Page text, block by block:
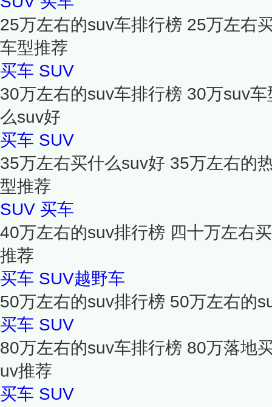
25万左右的suv车排行榜 25万左右
车型推荐
买车 SUV
30万左右的suv车排行榜 30万suv
么suv好
买车 SUV
35万左右买什么suv好 35万左右的
型推荐
SUV 买车
40万左右的suv排行榜 四十万左右
推荐
买车 SUV越野车
50万左右的suv排行榜 50万左右的
买车 SUV
80万左右的suv车排行榜 80万落地
uv推荐
买车 SUV